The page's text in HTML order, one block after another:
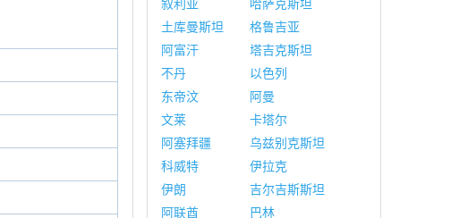
叙利亚
哈萨克斯坦
土库曼斯坦
格鲁吉亚
阿富汗
塔吉克斯坦
不丹
以色列
东帝汶
阿曼
文莱
卡塔尔
阿塞拜疆
乌兹别克斯坦
科威特
伊拉克
伊朗
吉尔吉斯斯坦
阿联酋
巴林